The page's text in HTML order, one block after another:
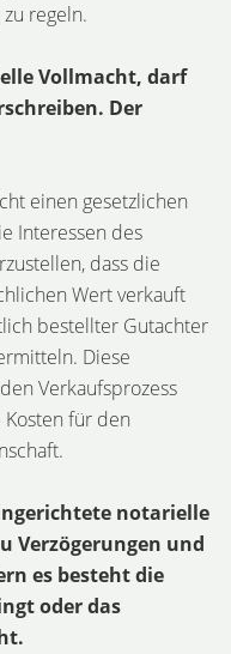
regeln.
Vollmacht, darf
Der
einen gesetzlichen
Interessen des
dass die
Wert verkauft
bestellter Gutachter
Diese
Verkaufsprozess
für den
notarielle
Verzögerungen und
es besteht die
oder das